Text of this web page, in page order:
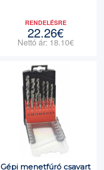
RENDELÉSRE
22.26€
Nettó ár: 18.10€
Gépi menetfúró csavart